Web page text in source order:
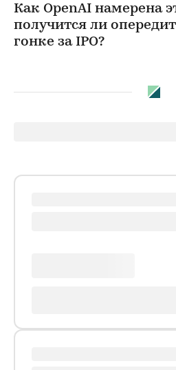
Как OpenAI намерена
получится ли
гонке за IPO?